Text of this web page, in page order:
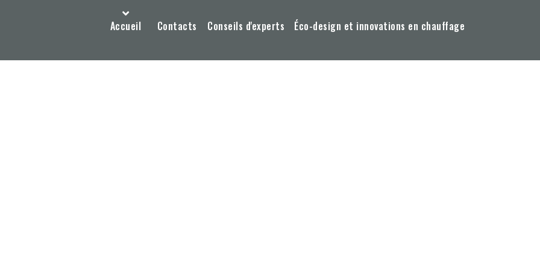
Accueil Contacts Conseils d'experts Éco-design et innovations en chauffage